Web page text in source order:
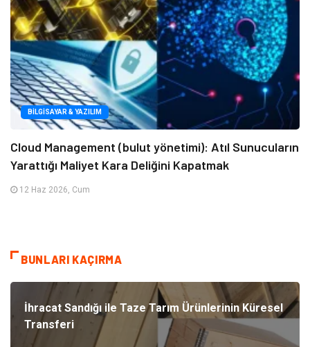
BILGISAYAR & YAZILIM
Cloud Management (bulut yönetimi): Atıl Sunucuların
Yarattığı Maliyet Kara Deliğini Kapatmak
12 Haz 2026, Cum
BUNLARI KAÇIRMA
İhracat Sandığı ile Taze Tarım Ürünlerinin Küresel
Transferi